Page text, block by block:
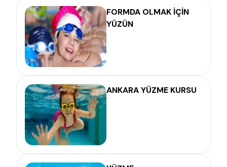
FORMDA OLMAK İÇİN
YÜZÜN
ANKARA YÜZME KURSU